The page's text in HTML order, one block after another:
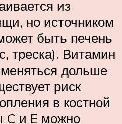
из
но источником
быть печень
треска). Витамин
дольше
риск
в костной
C и E можно